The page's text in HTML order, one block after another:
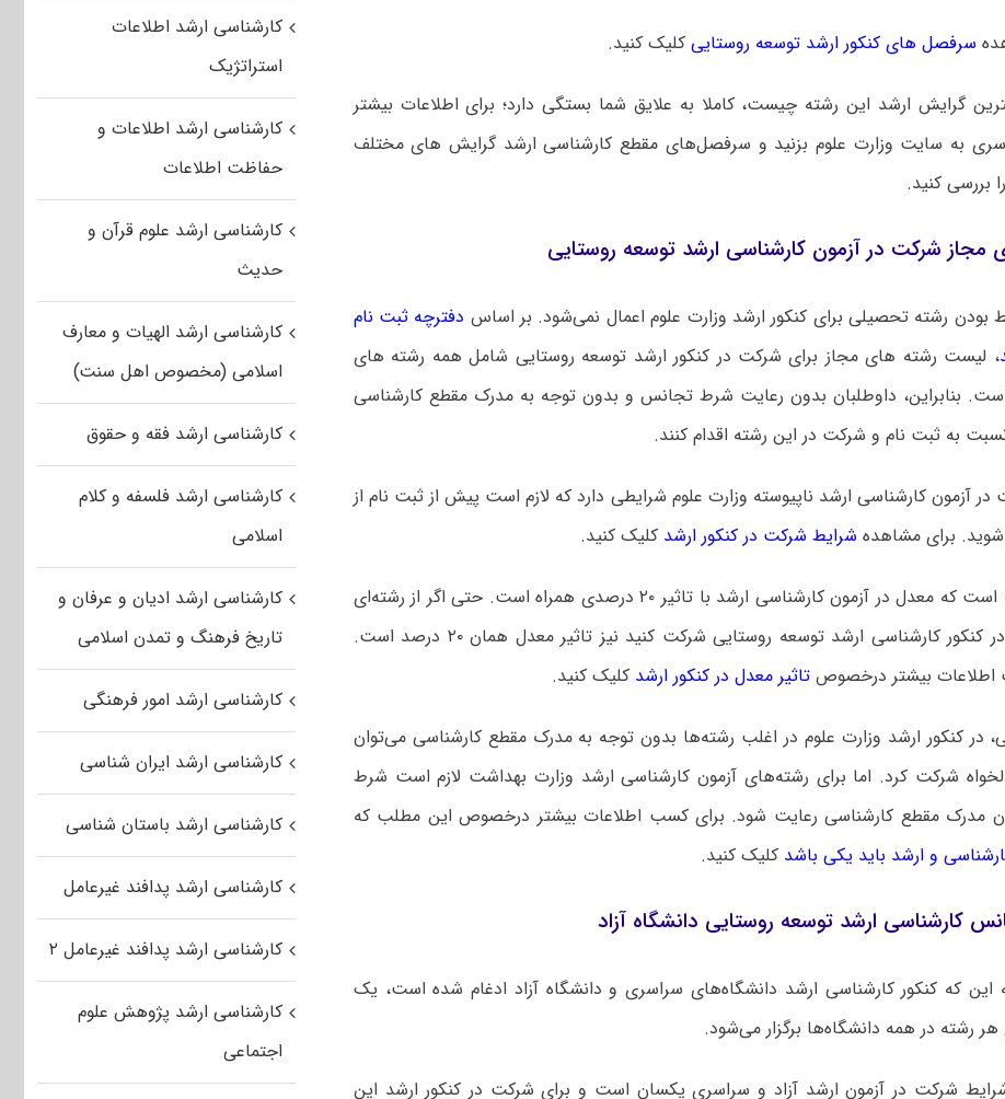
سرفصل های کنکور ارشد توسعه روستاییکلیک کنید.
گرایش ارشد این رشته چیست، کاملا به علایق شما بستگی دارد؛ برای اطلاعات بیشتر
سری به سایت وزارت علوم بزنید و سرفصل‌های مقطع کارشناسی ارشد گرایش های مختلف
بررسی کنید.
مجاز شرکت در آزمون کارشناسی ارشد توسعه روستایی
بودن رشته تحصیلی برای کنکور ارشد وزارت علوم اعمال نمی‌شود. بر اساس دفترچه ثبت نام
، لیست رشته های مجاز برای شرکت در کنکور ارشد توسعه روستایی شامل همه رشته های
بنابراین، داوطلبان بدون رعایت شرط تجانس و بدون توجه به مدرک مقطع کارشناسی
به ثبت نام و شرکت در این رشته اقدام کنند.
در آزمون کارشناسی ارشد ناپیوسته وزارت علوم شرایطی دارد که لازم است پیش از ثبت نام از
شوید. برای مشاهده شرایط شرکت در کنکور ارشد کلیک کنید.
قابل توجه است که معدل در آزمون کارشناسی ارشد با تاثیر ۲۰ درصدی همراه است. حتی اگر از رشته‌ای
غیرمرتبط در کنکور کارشناسی ارشد توسعه روستایی شرکت کنید نیز تاثیر معدل همان ۲۰ درصد است.
اطلاعات بیشتر درخصوص تاثیر معدل در کنکور ارشد کلیک کنید.
در کنکور ارشد وزارت علوم در اغلب رشته‌ها بدون توجه به مدرک مقطع کارشناسی می‌توان
شرکت کرد. اما برای رشته‌های آزمون کارشناسی ارشد وزارت بهداشت لازم است شرط
مدرک مقطع کارشناسی رعایت شود. برای کسب اطلاعات بیشتر درخصوص این مطلب که
و ارشد باید یکی باشد کلیک کنید.
کارشناسی ارشد توسعه روستایی دانشگاه آزاد
این که کنکور کارشناسی ارشد دانشگاه‌های سراسری و دانشگاه آزاد ادغام شده است، یک
هر رشته در همه دانشگاه‌ها برگزار می‌شود.
شرایط شرکت در آزمون ارشد آزاد و سراسری یکسان است و برای شرکت در کنکور ارشد این
کارشناسی ارشد اطلاعات
استراتژیک
کارشناسی ارشد اطلاعات و
حفاظت اطلاعات
کارشناسی ارشد علوم قرآن و
حدیث
کارشناسی ارشد الهیات و معارف
اسلامی (مخصوص اهل سنت)
کارشناسی ارشد فقه و حقوق
کارشناسی ارشد فلسفه و کلام
اسلامی
کارشناسی ارشد ادیان و عرفان و
تاریخ فرهنگ و تمدن اسلامی
کارشناسی ارشد امور فرهنگی
کارشناسی ارشد ایران شناسی
کارشناسی ارشد باستان شناسی
کارشناسی ارشد پدافند غیرعامل
کارشناسی ارشد پدافند غیرعامل ۲
کارشناسی ارشد پژوهش علوم
اجتماعی